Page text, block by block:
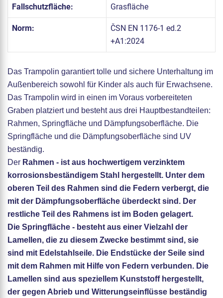
Fallschutzfläche: Grasfläche
Norm:
ČSN EN 1176-1 ed.2
+A1:2024
Das Trampolin garantiert tolle und sichere Unterhaltung im
Außenbereich sowohl für Kinder als auch für Erwachsene.
Das Trampolin wird in einen im Voraus vorbereiteten
Graben platziert und besteht aus drei Hauptbestandteilen:
Rahmen, Springfläche und Dämpfungsoberfläche. Die
Springfläche und die Dämpfungsoberfläche sind UV
beständig.
Der Rahmen - ist aus hochwertigem verzinktem
korrosionsbeständigem Stahl hergestellt. Unter dem
oberen Teil des Rahmen sind die Federn verbergt, die
mit der Dämpfungsoberfläche überdeckt sind. Der
restliche Teil des Rahmens ist im Boden gelagert.
Die Springfläche - besteht aus einer Vielzahl der
Lamellen, die zu diesem Zwecke bestimmt sind, sie
sind mit Edelstahlseile. Die Endstücke der Seile sind
mit dem Rahmen mit Hilfe von Federn verbunden. Die
Lamellen sind aus speziellem Kunststoff hergestellt,
der gegen Abrieb und Witterungseinflüsse beständig